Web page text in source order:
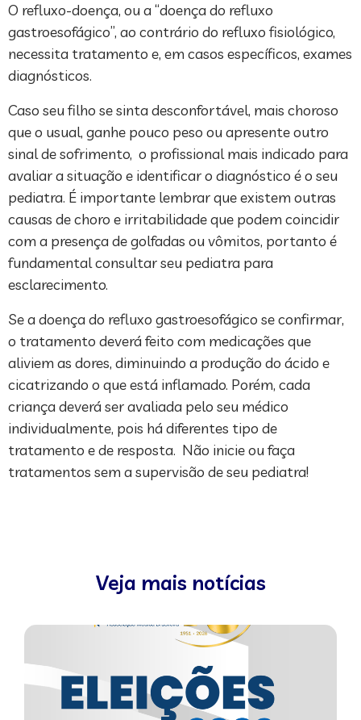
O refluxo-doença, ou a “doença do refluxo
gastroesofágico”, ao contrário do refluxo fisiológico,
necessita tratamento e, em casos específicos, exames
diagnósticos.
Caso seu filho se sinta desconfortável, mais choroso
que o usual, ganhe pouco peso ou apresente outro
sinal de sofrimento, o profissional mais indicado para
avaliar a situação e identificar o diagnóstico é o seu
pediatra. É importante lembrar que existem outras
causas de choro e irritabilidade que podem coincidir
com a presença de golfadas ou vômitos, portanto é
fundamental consultar seu pediatra para
esclarecimento.
Se a doença do refluxo gastroesofágico se confirmar,
o tratamento deverá feito com medicações que
aliviem as dores, diminuindo a produção do ácido e
cicatrizando o que está inflamado. Porém, cada
criança deverá ser avaliada pelo seu médico
individualmente, pois há diferentes tipo de
tratamento e de resposta. Não inicie ou faça
tratamentos sem a supervisão de seu pediatra!
Veja mais notícias